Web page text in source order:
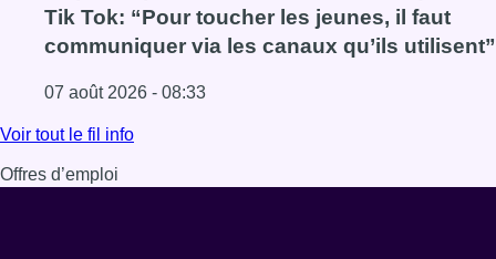
Tik Tok: “Pour toucher les jeunes, il faut
communiquer via les canaux qu’ils utilisent”
07 août 2026 - 08:33
Lire l'article La police peut dorénavant communiquer via
Voir tout le fil info
Offres d’emploi